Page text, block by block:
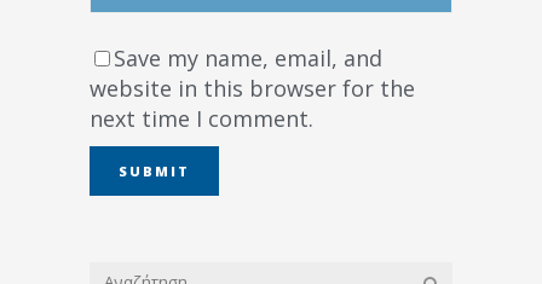
Save my name, email, and
website in this browser for the
next time I comment.